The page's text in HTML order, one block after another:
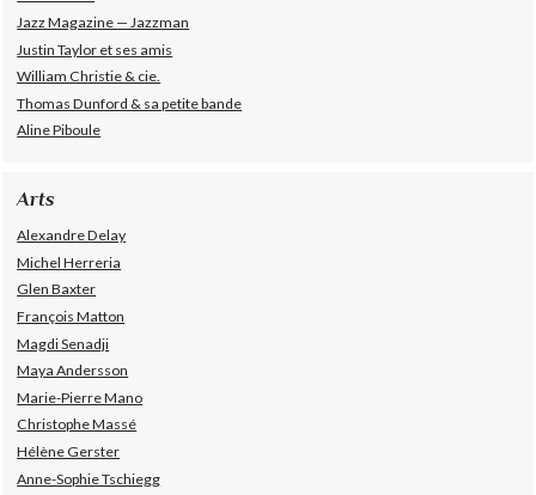
Jazz Magazine — Jazzman
Justin Taylor et ses amis
William Christie & cie.
Thomas Dunford & sa petite bande
Aline Piboule
Arts
Alexandre Delay
Michel Herreria
Glen Baxter
François Matton
Magdi Senadji
Maya Andersson
Marie-Pierre Mano
Christophe Massé
Hélène Gerster
Anne-Sophie Tschiegg